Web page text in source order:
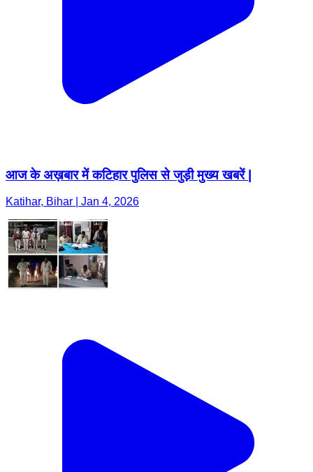
आज के अख़बार में कटिहार पुलिस से जुड़ी मुख्य खबरें |
Katihar, Bihar | Jan 4, 2026